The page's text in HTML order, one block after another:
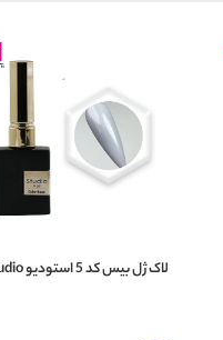
لاک ژل بیس کد 5 استودیو Studio